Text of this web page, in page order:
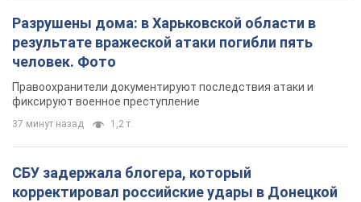
Разрушены дома: в Харьковской области в
результате вражеской атаки погибли пять
человек. Фото
Правоохранители документируют последствия атаки и
фиксируют военное преступление
37 минут назад 1,2 т.
СБУ задержала блогера, который
корректировал российские удары в Донецкой